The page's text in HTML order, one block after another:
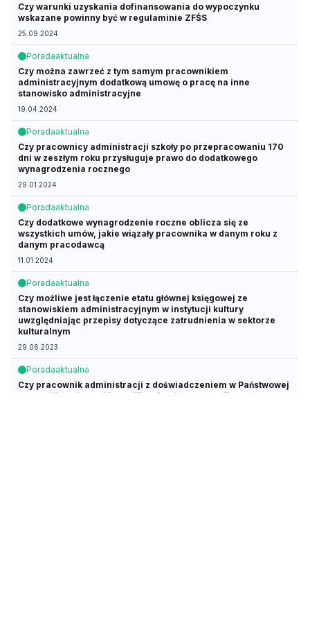
Czy warunki uzyskania dofinansowania do wypoczynku
wskazane powinny być w regulaminie ZFŚS
25.09.2024
Poradaaktualna
Czy można zawrzeć z tym samym pracownikiem
administracyjnym dodatkową umowę o pracę na inne
stanowisko administracyjne
19.04.2024
Poradaaktualna
Czy pracownicy administracji szkoły po przepracowaniu 170
dni w zeszłym roku przysługuje prawo do dodatkowego
wynagrodzenia rocznego
29.01.2024
Poradaaktualna
Czy dodatkowe wynagrodzenie roczne oblicza się ze
wszystkich umów, jakie wiązały pracownika w danym roku z
danym pracodawcą
11.01.2024
Poradaaktualna
Czy możliwe jest łączenie etatu głównej księgowej ze
stanowiskiem administracyjnym w instytucji kultury
uwzględniając przepisy dotyczące zatrudnienia w sektorze
kulturalnym
29.06.2023
Poradaaktualna
Czy pracownik administracji z doświadczeniem w Państwowej
Inspekcji Sanitarnej i kwalifikacjami z zakresu finansów oraz